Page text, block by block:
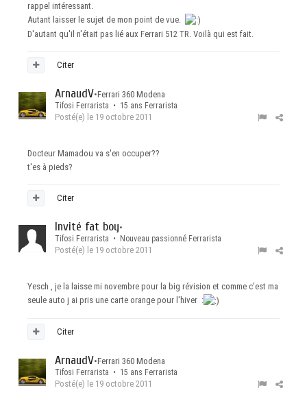
rappel intéressant.
Autant laisser le sujet de mon point de vue.
D'autant qu'il n'était pas lié aux Ferrari 512 TR. Voilà qui est fait.
Citer
ArnaudV•Ferrari 360 Modena
Tifosi Ferrarista • 15 ans Ferrarista
Posté(e) le 19 octobre 2011
Docteur Mamadou va s'en occuper??
t'es à pieds?
Citer
Invité fat boy•
Tifosi Ferrarista • Nouveau passionné Ferrarista
Posté(e) le 19 octobre 2011
Yesch , je la laisse mi novembre pour la big révision et comme c'est ma
seule auto j ai pris une carte orange pour l'hiver :
Citer
ArnaudV•Ferrari 360 Modena
Tifosi Ferrarista • 15 ans Ferrarista
Posté(e) le 19 octobre 2011